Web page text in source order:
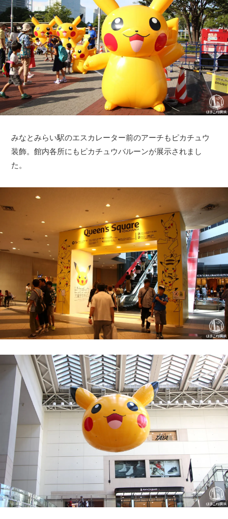
みなとみらい駅のエスカレーター前のアーチもピカチュウ
装飾。館内各所にもピカチュウバルーンが展示されまし
た。